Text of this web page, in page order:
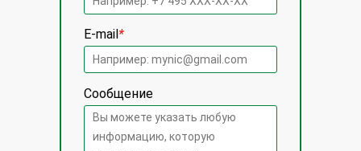
E-mail *
Сообщение